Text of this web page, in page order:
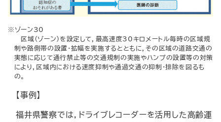
※ゾーン30
区域（ゾーン）を設定して，最高速度30キロメートル毎時の区域規
制や路側帯の設置・拡幅を実施するとともに，その区域の道路交通の
実態に応じて通行禁止等の交通規制の実施やハンプの設置等の対策
により，区域内における速度抑制や通過交通の抑制・排除を図るも
の。
【事例】
福井県警察では，ドライブレコーダーを活用した高齢運